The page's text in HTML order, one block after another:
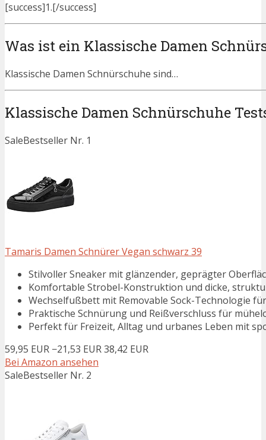
[success]1.[/success]
Was ist ein Klassische Damen
Klassische Damen Schnürschuhe sind…
Klassische Damen Schnürschuhe
SaleBestseller Nr. 1
Tamaris Damen Schnürer Vegan schwarz 39
Stilvoller Sneaker mit glänzender, geprägter
Komfortable Strobel-Konstruktion und dicke,
Wechselfußbett mit Removable Sock-Technologie
Praktische Schnürung und Reißverschluss für
Perfekt für Freizeit, Alltag und urbanes Leben mit
59,95 EUR −21,53 EUR38,42 EUR
Bei Amazon ansehen
SaleBestseller Nr. 2